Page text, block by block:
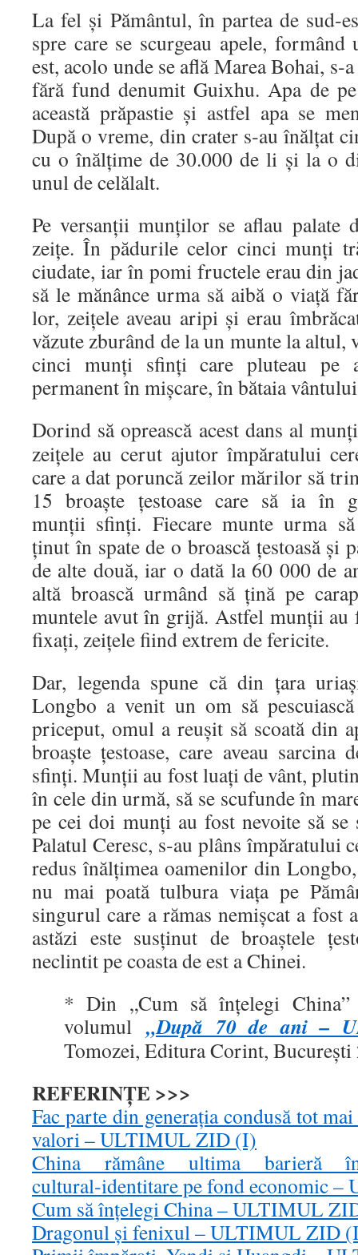
La fel și Pământul, în partea de
spre care se scurgeau apele,
est, acolo unde se află Marea Bohai,
fără fund denumit Guixhu. Apa de
această prăpastie şi astfel apa se
După o vreme, din crater s‑au înălțat
cu o înălţime de 30.000 de li şi la o
unul de celălalt.
Pe versanţii munţilor se aflau palate
zeiţe. În pădurile celor cinci munţi
ciudate, iar în pomi fructele erau din
să le mănânce urma să aibă o viaţă
lor, zeiţele aveau aripi și erau
văzute zburând de la un munte la
cinci munţi sfinţi care pluteau pe
permanent în mișcare, în bătaia
Dorind să oprească acest dans al
zeiţele au cerut ajutor împăratului
care a dat poruncă zeilor mărilor să
15 broaşte ţestoase care să ia în
munţii sfinţi. Fiecare munte urma
ţinut în spate de o broască ţestoasă şi
de alte două, iar o dată la 60 000 de
altă broască urmând să țină pe
muntele avut în grijă. Astfel munţii au
fixaţi, zeiţele fiind extrem de fericite.
Dar, legenda spune că din ţara
Longbo a venit un om să
priceput, omul a reuşit să scoată din
broaşte ţestoase, care aveau
sfinţi. Munţii au fost luaţi de vânt,
în cele din urmă, să se scufunde în
pe cei doi munţi au fost nevoite să se
Palatul Ceresc, s‑au plâns împăratului
redus înălţimea oamenilor din
nu mai poată tulbura viaţa pe
singurul care a rămas nemişcat a fost
astăzi este susţinut de broaştele
neclintit pe coasta de est a Chinei.
* Din „Cum să înțelegi
volumul„După 70 de ani –
Tomozei, Editura Corint, București
REFERINȚE >>>
Fac parte din generaţia condusă tot
valori – ULTIMUL ZID (I)
China rămâne ultima barieră
cultural‑identitare pe fond economic
Cum să înțelegi China – ULTIMUL
Dragonul și fenixul – ULTIMUL ZID